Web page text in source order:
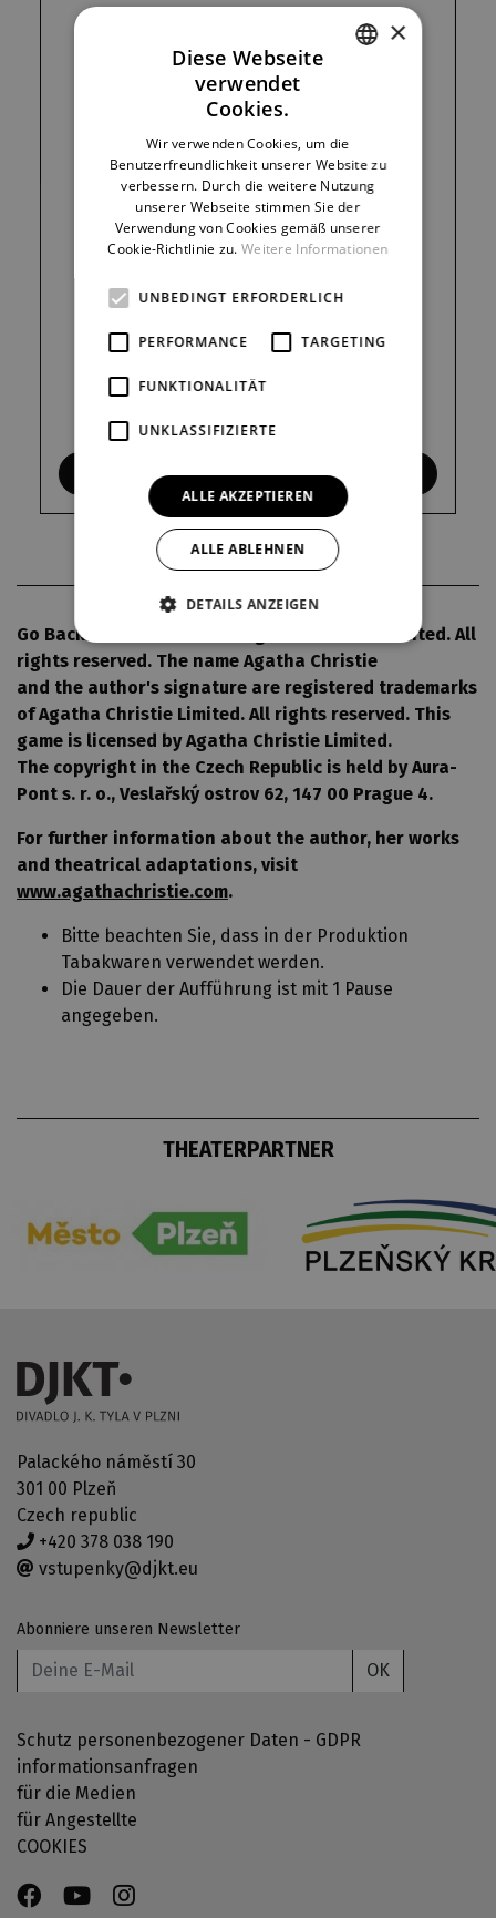
KDE KOUPIT
Go Back for Murder© 1960 Agatha Christie Limited. All
rights reserved. The name Agatha Christie
and the author's signature are registered trademarks
of Agatha Christie Limited. All rights reserved. This
game is licensed by Agatha Christie Limited.
The copyright in the Czech Republic is held by Aura-
Pont s. r. o., Veslařský ostrov 62, 147 00 Prague 4.
For further information about the author, her works
and theatrical adaptations, visit
www.agathachristie.com.
Bitte beachten Sie, dass in der Produktion
Tabakwaren verwendet werden.
Die Dauer der Aufführung ist mit 1 Pause
angegeben.
THEATERPARTNER
Palackého náměstí 30
301 00 Plzeň
Czech republic
+420 378 038 190
vstupenky@djkt.eu
Abonniere unseren Newsletter
OK
Schutz personenbezogener Daten - GDPR
informationsanfragen
für die Medien
für Angestellte
COOKIES
GERMAN
×
Diese Webseite
verwendet
Cookies.
Wir verwenden Cookies, um die
Benutzerfreundlichkeit unserer Website zu
verbessern. Durch die weitere Nutzung
unserer Webseite stimmen Sie der
Verwendung von Cookies gemäß unserer
Cookie-Richtlinie zu. Weitere Informationen
UNBEDINGT ERFORDERLICH
PERFORMANCE TARGETING
FUNKTIONALITÄT
UNKLASSIFIZIERTE
ALLE AKZEPTIEREN
ALLE ABLEHNEN
DETAILS ANZEIGEN